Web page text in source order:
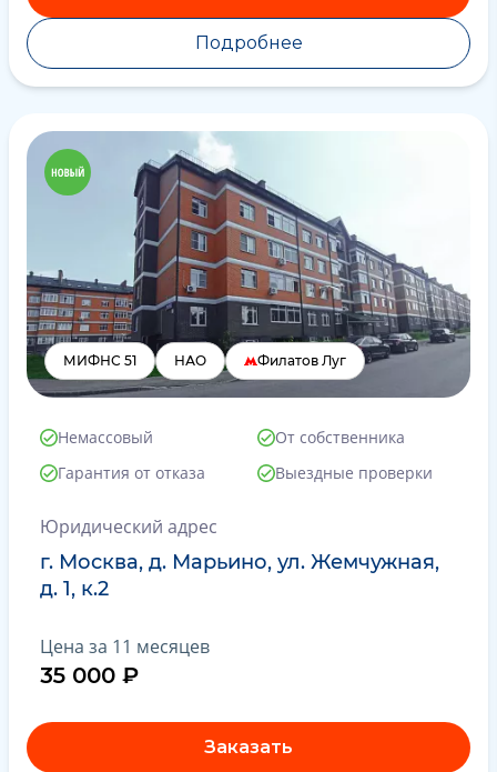
Подробнее
МИФНС 51 НАО Филатов Луг
Немассовый
От собственника
Гарантия от отказа
Выездные проверки
Юридический адрес
г. Москва, д. Марьино, ул. Жемчужная,
д. 1, к.2
Цена за 11 месяцев
35 000 ₽
Заказать